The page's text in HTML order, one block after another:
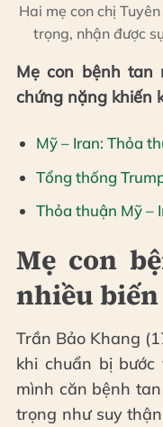
Hai mẹ con chị
trọng, nhận được
Mẹ con bệnh tan
chứng nặng khiến
Mỹ – Iran: Thỏa
Tổng thống
Thỏa thuận Mỹ –
Mẹ con
nhiều
Trần Bảo Khang
khi chuẩn bị
mình căn bệnh
trọng như suy